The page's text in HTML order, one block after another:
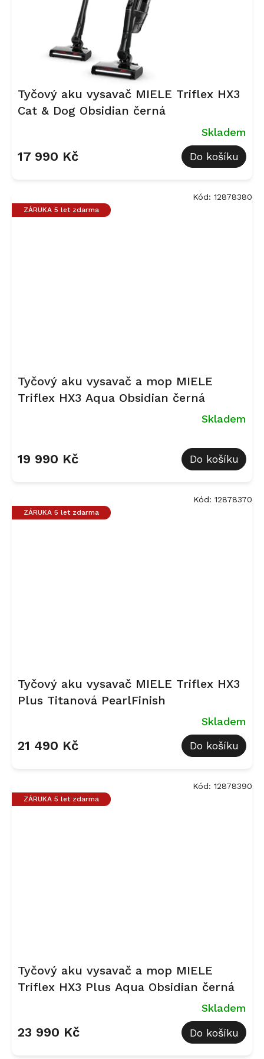
Tyčový aku vysavač MIELE Triflex HX3
Cat & Dog Obsidian černá
Skladem
17 990 Kč Do košíku
ZÁRUKA 5 let zdarma
Tyčový aku vysavač a mop MIELE
Triflex HX3 Aqua Obsidian černá
produktu
5
hvězdiček.
Skladem
19 990 Kč Do košíku
Kód: 12878380
ZÁRUKA 5 let zdarma
Tyčový aku vysavač MIELE Triflex HX3
Plus Titanová PearlFinish
Skladem
21 490 Kč Do košíku
Kód: 12878370
ZÁRUKA 5 let zdarma
Tyčový aku vysavač a mop MIELE
Triflex HX3 Plus Aqua Obsidian černá
Skladem
23 990 Kč Do košíku
Kód: 12878390